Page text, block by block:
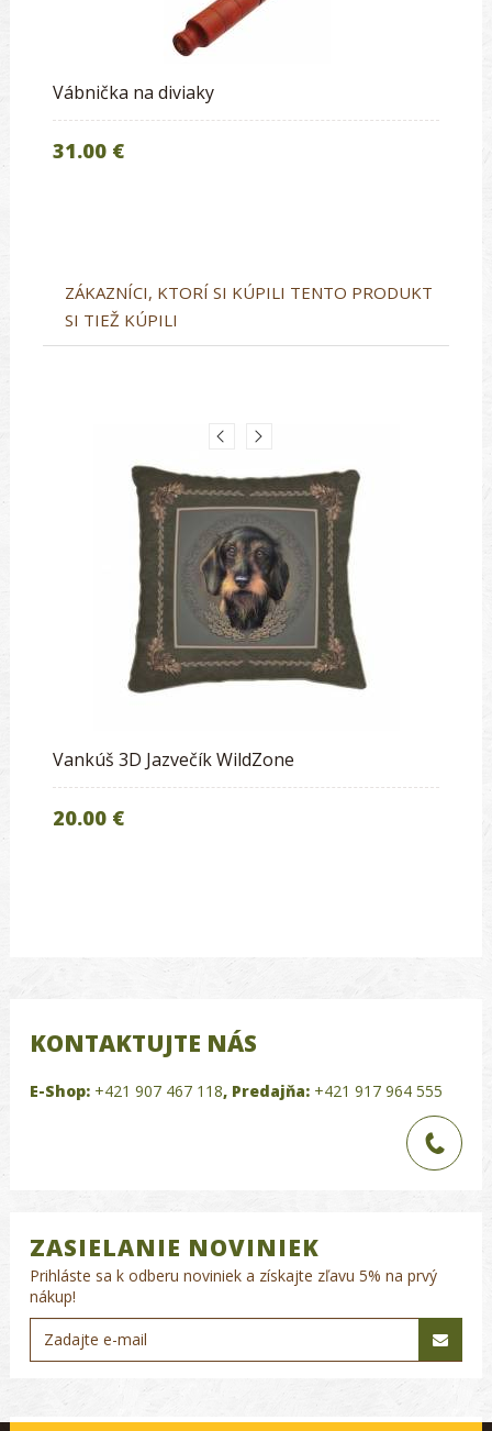
Vábnička na diviaky
31.00 €
ZÁKAZNÍCI, KTORÍ SI KÚPILI TENTO PRODUKT
SI TIEŽ KÚPILI
Vankúš 3D Jazvečík WildZone
20.00 €
KONTAKTUJTE NÁS
E-Shop: +421 907 467 118, Predajňa: +421 917 964 555
ZASIELANIE NOVINIEK
Prihláste sa k odberu noviniek a získajte zľavu 5% na prvý
nákup!